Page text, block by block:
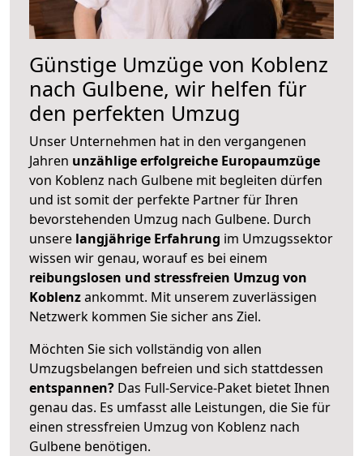
Günstige Umzüge von Koblenz
nach Gulbene, wir helfen für
den perfekten Umzug
Unser Unternehmen hat in den vergangenen
Jahren unzählige erfolgreiche Europaumzüge
von Koblenz nach Gulbene mit begleiten dürfen
und ist somit der perfekte Partner für Ihren
bevorstehenden Umzug nach Gulbene. Durch
unsere langjährige Erfahrung im Umzugssektor
wissen wir genau, worauf es bei einem
reibungslosen und stressfreien Umzug von
Koblenzankommt. Mit unserem zuverlässigen
Netzwerk kommen Sie sicher ans Ziel.
Möchten Sie sich vollständig von allen
Umzugsbelangen befreien und sich stattdessen
entspannen? Das Full-Service-Paket bietet Ihnen
genau das. Es umfasst alle Leistungen, die Sie für
einen stressfreien Umzug von Koblenz nach
Gulbene benötigen.